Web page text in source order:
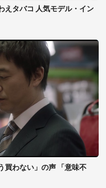
えタバコ 人気モデル・イン
買わない」の声 「意味不